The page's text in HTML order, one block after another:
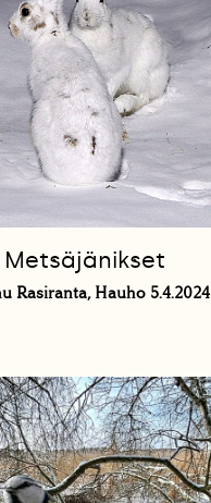
Metsäjänikset
Rasiranta, Hauho 5.4.2024